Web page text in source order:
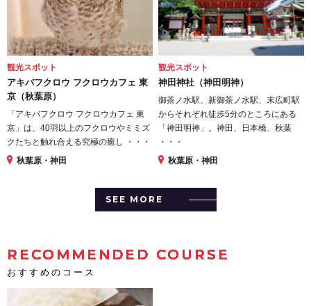
観光スポット
アキバフクロウ フクロウカフェ 東
京（秋葉原）
「アキバフクロウ フクロウカフェ 東
京」は、40羽以上のフクロウやミミズ
クたちと触れ合える究極の癒し ・・・
秋葉原・神田
観光スポット
神田神社（神田明神）
御茶ノ水駅、新御茶ノ水駅、末広町駅
からそれぞれ徒歩5分のところにある
「神田明神」。神田、日本橋、秋葉
・・・
秋葉原・神田
SEE MORE
RECOMMENDED COURSE
おすすめのコース